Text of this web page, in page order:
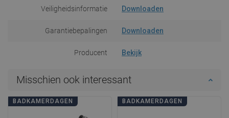
Veiligheidsinformatie Downloaden
Garantiebepalingen Downloaden
Producent Bekijk
Misschien ook interessant
BADKAMERDAGEN BADKAMERDAGEN